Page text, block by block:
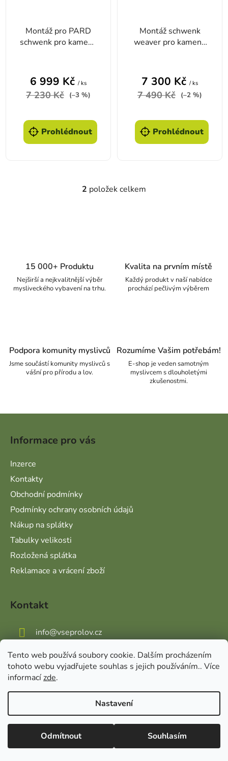
Tento web používá soubory cookie. Dalším procházením
tohoto webu vyjadřujete souhlas s jejich používáním.. Více
informacízde.
Nastavení
Odmítnout Souhlasím
Vážení zákazníci, v případě dotazů vás prosíme
o přednostní e-mailovou komunikaci, kterou
vyřizujeme průběžně po celý den. Pokud
upřednostňujete telefonický kontakt, napište
Montáž pro PARD
schwenk pro kameny
6 999 Kč / ks
7 230 Kč (–3 %)
Prohlédnout
Montáž schwenk
weaver pro kameny
7 300 Kč / ks
7 490 Kč (–2 %)
Prohlédnout
Ovládací prvky výpisu
2 položek celkem
15 000+ Produktu
Nejširší a nejkvalitnější výběr
mysliveckého vybavení na trhu.
Kvalita na prvním místě
Každý produkt v naší nabídce
prochází pečlivým výběrem
Podpora komunity myslivců
Jsme součástí komunity myslivců s
vášní pro přírodu a lov.
Rozumíme Vašim potřebám!
E-shop je veden samotným
myslivcem s dlouholetými
zkušenostmi.
Informace pro vás
Inzerce
Kontakty
Obchodní podmínky
Podmínky ochrany osobních údajů
Nákup na splátky
Tabulky velikosti
Rozložená splátka
Reklamace a vrácení zboží
Kontakt
info@vseprolov.cz
+420 720 112 887
Odebírat newsletter
nových produktech na našem e-shopu.
E-mail